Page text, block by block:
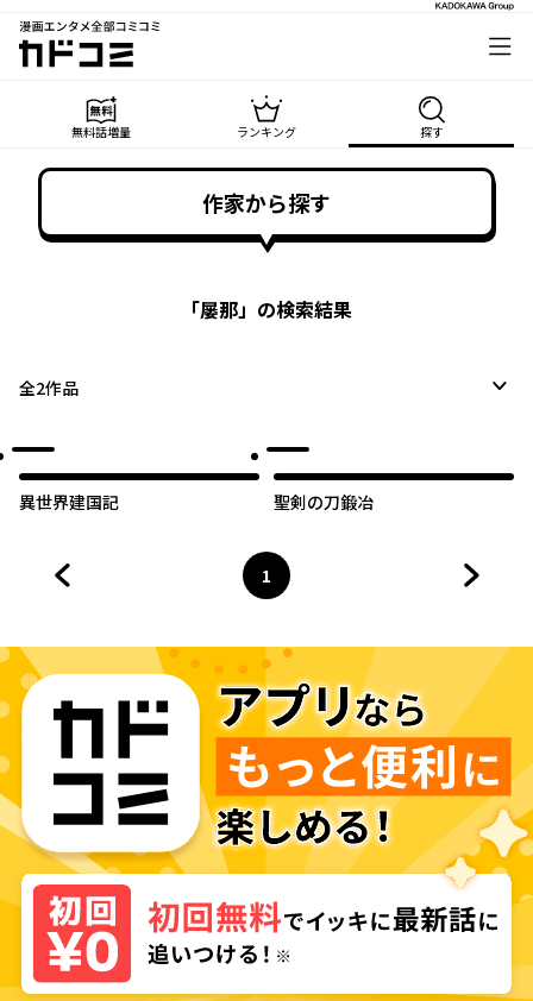
漫画エンタメ全部コミコミ
カドコミ
無料話増量 ランキング 探す
作家から探す
「屡那」の検索結果
全2作品
異世界建国記 聖剣の刀鍛冶
ページ
1
へ